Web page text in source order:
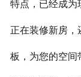
特点，已经成为
正在装修新房，
板，为您的空间